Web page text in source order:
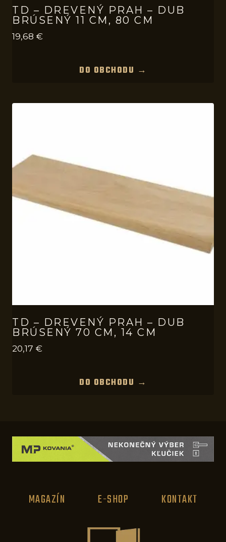
TD – DREVENÝ PRAH – DUB
BRÚSENÝ 11 CM, 80 CM
19,68 €
DO OBCHODU →
TD – DREVENÝ PRAH – DUB
BRÚSENÝ 70 CM, 14 CM
20,17 €
DO OBCHODU →
MAGAZÍN E-SHOP KONTAKT